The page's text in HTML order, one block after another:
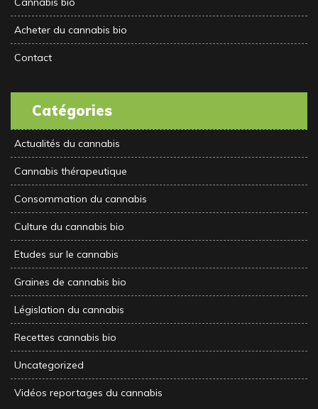
Acheter du cannabis bio
Contact
Catégories
Actualités du cannabis
Cannabis thérapeutique
Consommation du cannabis
Culture du cannabis bio
Etudes sur le cannabis
Graines de cannabis bio
Législation du cannabis
Recettes cannabis bio
Uncategorized
Vidéos reportages du cannabis